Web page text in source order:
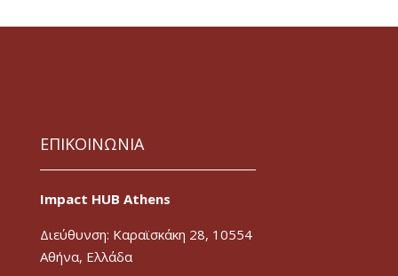
ΕΠΙΚΟΙΝΩΝΙΑ
Impact HUB Athens
Διεύθυνση: Καραϊσκάκη 28, 10554
Αθήνα, Ελλάδα